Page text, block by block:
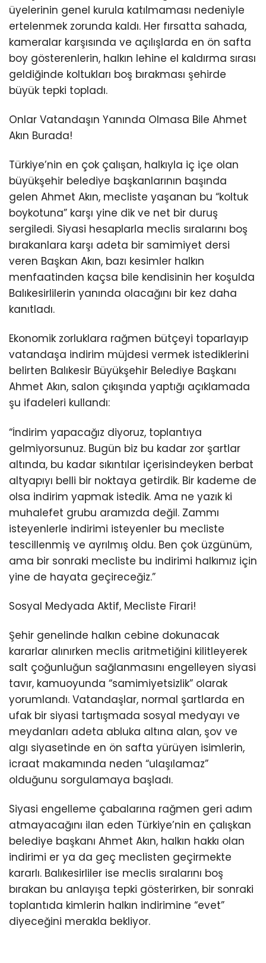
üyelerinin genel kurula katılmaması nedeniyle
ertelenmek zorunda kaldı. Her fırsatta sahada,
kameralar karşısında ve açılışlarda en ön safta
boy gösterenlerin, halkın lehine el kaldırma sırası
geldiğinde koltukları boş bırakması şehirde
büyük tepki topladı.
Onlar Vatandaşın Yanında Olmasa Bile Ahmet
Akın Burada!
Türkiye’nin en çok çalışan, halkıyla iç içe olan
büyükşehir belediye başkanlarının başında
gelen Ahmet Akın, mecliste yaşanan bu “koltuk
boykotuna” karşı yine dik ve net bir duruş
sergiledi. Siyasi hesaplarla meclis sıralarını boş
bırakanlara karşı adeta bir samimiyet dersi
veren Başkan Akın, bazı kesimler halkın
menfaatinden kaçsa bile kendisinin her koşulda
Balıkesirlilerin yanında olacağını bir kez daha
kanıtladı.
Ekonomik zorluklara rağmen bütçeyi toparlayıp
vatandaşa indirim müjdesi vermek istediklerini
belirten Balıkesir Büyükşehir Belediye Başkanı
Ahmet Akın, salon çıkışında yaptığı açıklamada
şu ifadeleri kullandı:
“İndirim yapacağız diyoruz, toplantıya
gelmiyorsunuz. Bugün biz bu kadar zor şartlar
altında, bu kadar sıkıntılar içerisindeyken berbat
altyapıyı belli bir noktaya getirdik. Bir kademe de
olsa indirim yapmak istedik. Ama ne yazık ki
muhalefet grubu aramızda değil. Zammı
isteyenlerle indirimi isteyenler bu mecliste
tescillenmiş ve ayrılmış oldu. Ben çok üzgünüm,
ama bir sonraki mecliste bu indirimi halkımız için
yine de hayata geçireceğiz.”
Sosyal Medyada Aktif, Mecliste Firari!
Şehir genelinde halkın cebine dokunacak
kararlar alınırken meclis aritmetiğini kilitleyerek
salt çoğunluğun sağlanmasını engelleyen siyasi
tavır, kamuoyunda “samimiyetsizlik” olarak
yorumlandı. Vatandaşlar, normal şartlarda en
ufak bir siyasi tartışmada sosyal medyayı ve
meydanları adeta abluka altına alan, şov ve
algı siyasetinde en ön safta yürüyen isimlerin,
icraat makamında neden “ulaşılamaz”
olduğunu sorgulamaya başladı.
Siyasi engelleme çabalarına rağmen geri adım
atmayacağını ilan eden Türkiye’nin en çalışkan
belediye başkanı Ahmet Akın, halkın hakkı olan
indirimi er ya da geç meclisten geçirmekte
kararlı. Balıkesirliler ise meclis sıralarını boş
bırakan bu anlayışa tepki gösterirken, bir sonraki
toplantıda kimlerin halkın indirimine “evet”
diyeceğini merakla bekliyor.